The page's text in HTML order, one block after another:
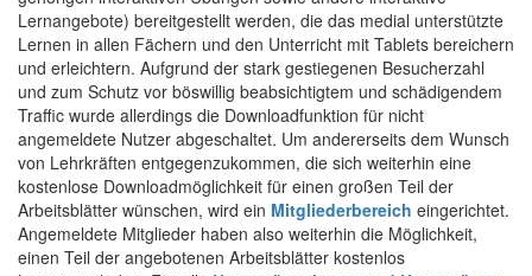
Lernangebote) bereitgestellt werden, die das medial unterstützte
Lernen in allen Fächern und den Unterricht mit Tablets bereichern
und erleichtern. Aufgrund der stark gestiegenen Besucherzahl
und zum Schutz vor böswillig beabsichtigtem und schädigendem
Traffic wurde allerdings die Downloadfunktion für nicht
angemeldete Nutzer abgeschaltet. Um andererseits dem Wunsch
von Lehrkräften entgegenzukommen, die sich weiterhin eine
kostenlose Downloadmöglichkeit für einen großen Teil der
Arbeitsblätter wünschen, wird ein Mitgliederbereich eingerichtet.
Angemeldete Mitglieder haben also weiterhin die Möglichkeit,
einen Teil der angebotenen Arbeitsblätter kostenlos